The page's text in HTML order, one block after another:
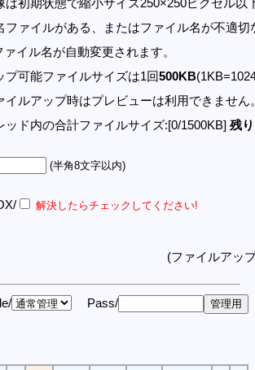
ファイルがある、またはファイル名が不適切
ル名が自動変更されます。
プ可能ファイルサイズは1回500KB
イルアップ時はプレビューは利用できません
ッド内の合計ファイルサイズ:[0/1500KB] 残
(半角8文字以内)
解決したらチェックしてください!
(ファイルアッ
Pass/